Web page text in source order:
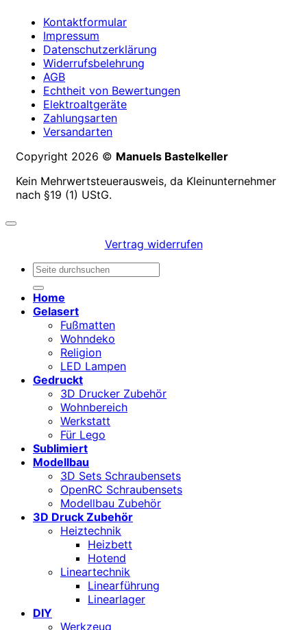
Kontaktformular
Impressum
Datenschutzerklärung
Widerrufsbelehrung
AGB
Echtheit von Bewertungen
Elektroaltgeräte
Zahlungsarten
Versandarten
Copyright 2026 © Manuels Bastelkeller
Kein Mehrwertsteuerausweis, da Kleinunternehmer
nach §19 (1) UStG.
Vertrag widerrufen
Suchen
Home
Gelasert
Fußmatten
Wohndeko
Religion
LED Lampen
Gedruckt
3D Drucker Zubehör
Wohnbereich
Werkstatt
Für Lego
Sublimiert
Modellbau
3D Sets Schraubensets
OpenRC Schraubensets
Modellbau Zubehör
3D Druck Zubehör
Heiztechnik
Heizbett
Hotend
Lineartechnik
Linearführung
Linearlager
DIY
Werkzeug